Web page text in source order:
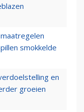
smokkelde
en
groeien